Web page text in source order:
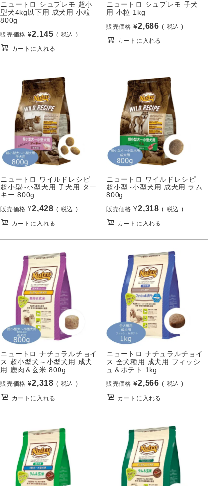
ニュートロ シュプレモ 超小
型犬4kg以下用 成犬用 小粒
800g
販売価格 ¥2,145 税込
カートに入れる
ニュートロ シュプレモ 子犬
用 小粒 1kg
販売価格 ¥2,686 税込
カートに入れる
ニュートロ ワイルドレシピ
超小型~小型犬用 子犬用 ター
キー 800g
販売価格 ¥2,428 税込
カートに入れる
ニュートロ ワイルドレシピ
超小型~小型犬用 成犬用 ラム
800g
販売価格 ¥2,318 税込
カートに入れる
ニュートロ ナチュラルチョイ
ス 超小型犬～小型犬用 成犬
用 鹿肉＆玄米 800g
販売価格 ¥2,318 税込
カートに入れる
ニュートロ ナチュラルチョイ
ス 全犬種用 成犬用 フィッシ
ュ＆ポテト 1kg
販売価格 ¥2,566 税込
カートに入れる